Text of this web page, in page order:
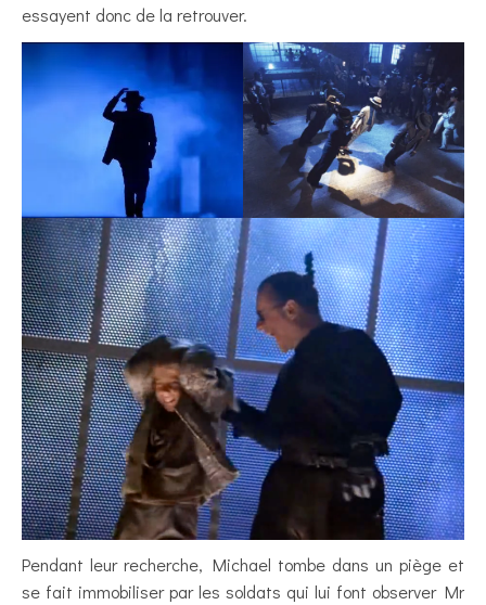
essayent donc de la retrouver.
Pendant leur recherche, Michael tombe dans un piège et
se fait immobiliser par les soldats qui lui font observer Mr